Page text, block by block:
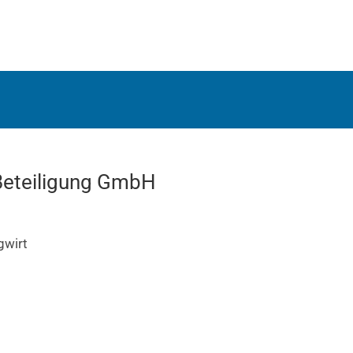
GmbH